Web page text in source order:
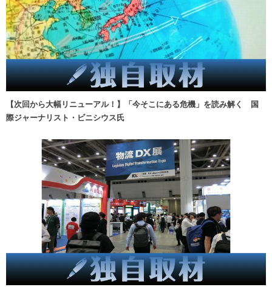
【次回から大幅リニューアル！】「今そこにある危機」を読み解く 国
際ジャーナリスト・ビニシウス氏